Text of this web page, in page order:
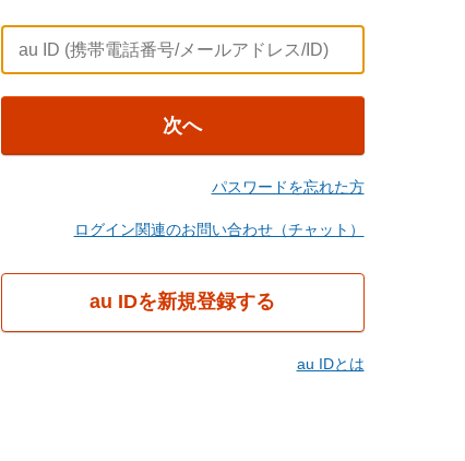
次へ
パスワードを忘れた方
ログイン関連のお問い合わせ（チャット）
au IDを新規登録する
au IDとは